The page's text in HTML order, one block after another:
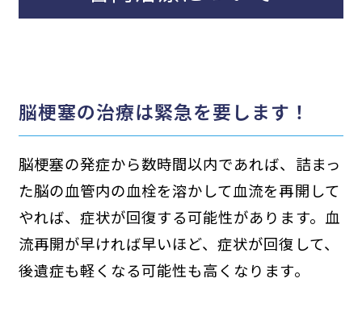
脳梗塞の治療は緊急を要します！
脳梗塞の発症から数時間以内であれば、詰まっ
た脳の血管内の血栓を溶かして血流を再開して
やれば、症状が回復する可能性があります。血
流再開が早ければ早いほど、症状が回復して、
後遺症も軽くなる可能性も高くなります。